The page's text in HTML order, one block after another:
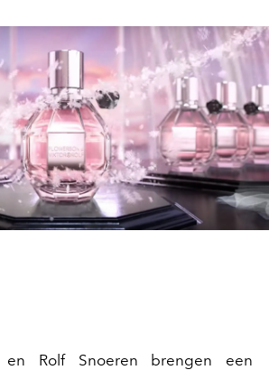
en Rolf Snoeren brengen een